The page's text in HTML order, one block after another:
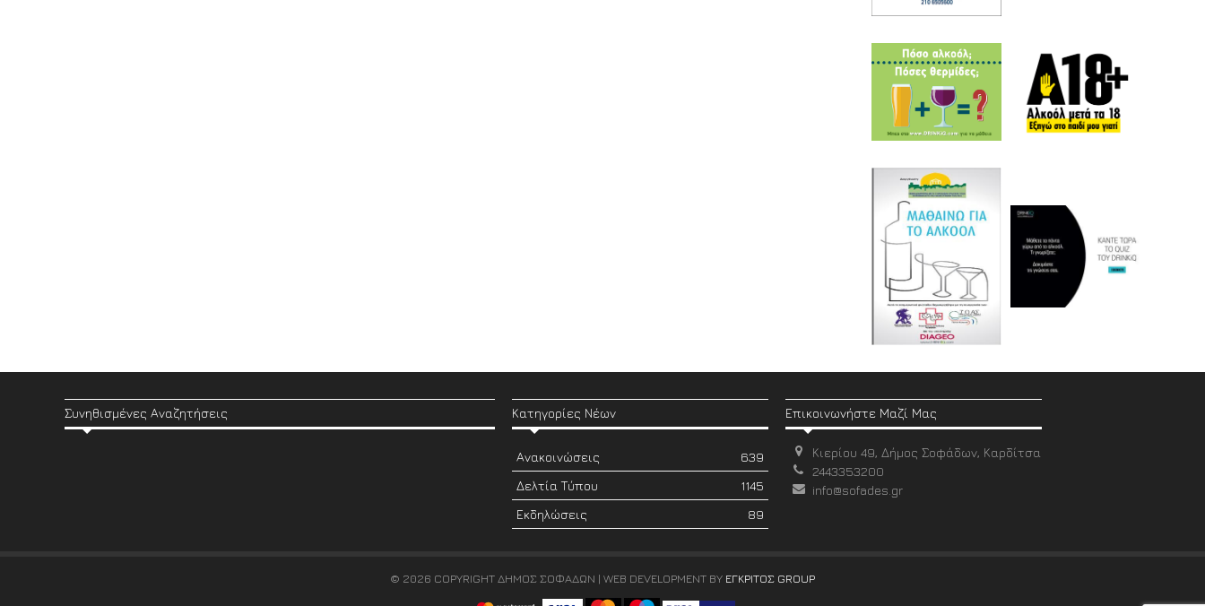
Συνηθισμένες Αναζητήσεις Κατηγορίες Νέων
Ανακοινώσεις
639
Δελτία Τύπου
1145
Εκδηλώσεις
89
Επικοινωνήστε Μαζί Μας
Κιερίου 49, Δήμος Σοφάδων, Καρδίτσα
2443353200
info@sofades.gr
© 2026 COPYRIGHT ΔΗΜΟΣ ΣΟΦΑΔΩΝ | WEB DEVELOPMENT BY ΕΓΚΡΙΤΟΣ GROUP